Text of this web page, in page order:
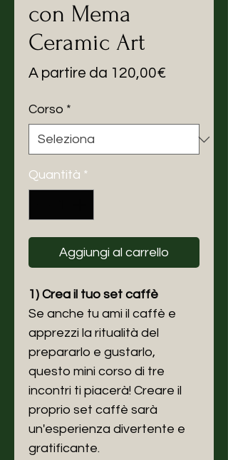
con Mema
Ceramic Art
A partire da 120,00€
Corso *
Quantità *
Aggiungi al carrello
1) Crea il tuo set caffè
Se anche tu ami il caffè e
apprezzi la ritualità del
prepararlo e gustarlo,
questo mini corso di tre
incontri ti piacerà! Creare il
proprio set caffè sarà
un'esperienza divertente e
gratificante.